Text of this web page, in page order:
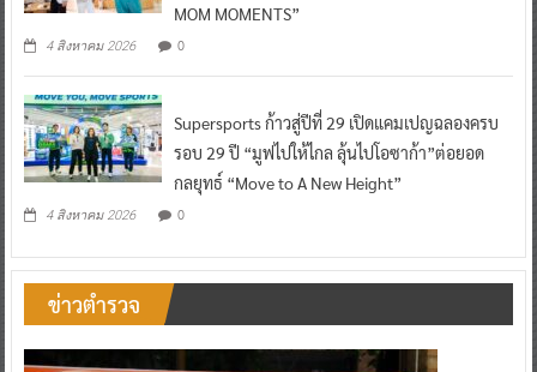
MOM MOMENTS”
4 สิงหาคม 2026 0
Supersports ก้าวสู่ปีที่ 29 เปิดแคมเปญฉลองครบ
รอบ 29 ปี “มูฟไปให้ไกล ลุ้นไปโอซาก้า”ต่อยอด
กลยุทธ์ “Move to A New Height”
4 สิงหาคม 2026 0
ข่าวตำรวจ